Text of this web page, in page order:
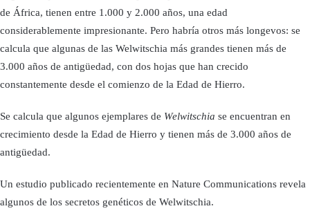
de África, tienen entre 1.000 y 2.000 años, una edad
considerablemente impresionante. Pero habría otros más longevos: se
calcula que algunas de las Welwitschia más grandes tienen más de
3.000 años de antigüedad, con dos hojas que han crecido
constantemente desde el comienzo de la Edad de Hierro.
Se calcula que algunos ejemplares de Welwitschia se encuentran en
crecimiento desde la Edad de Hierro y tienen más de 3.000 años de
antigüedad.
Un estudio publicado recientemente en Nature Communications revela
algunos de los secretos genéticos de Welwitschia.